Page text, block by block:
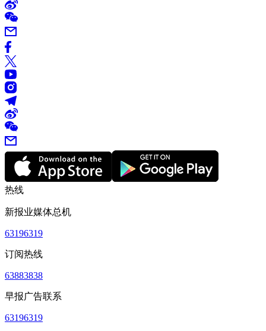
热线
新报业媒体总机
63196319
订阅热线
63883838
早报广告联系
63196319